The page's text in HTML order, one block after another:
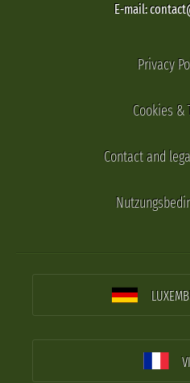
E-mail:
Privacy
Cookies &
Contact and